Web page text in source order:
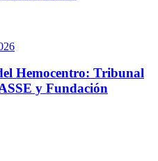
Hemocentro: Tribunal
y Fundación